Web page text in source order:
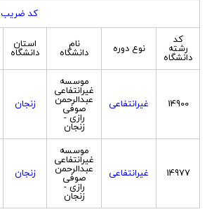
کد ضریب 1 - مدیریت بازرگانی
کد
رشته
دانشگاه
نوع دوره نام
دانشگاه
استان
دانشگاه
14900 غیرانتفاعی
موسسه
غیرانتفاعی
عبدالرحمن
صوفی
رازی -
زنجان
زنجان
14977 غیرانتفاعی
موسسه
غیرانتفاعی
عبدالرحمن
صوفی
رازی -
زنجان
زنجان